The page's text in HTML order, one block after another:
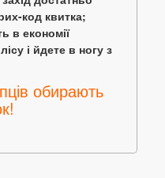
код квитка;
в економії
і йдете в ногу з
обирають